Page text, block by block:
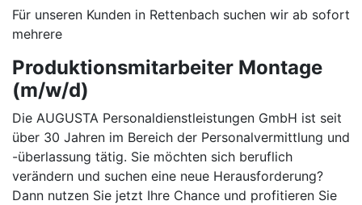
Für unseren Kunden in Rettenbach suchen wir ab sofort
mehrere
Produktionsmitarbeiter Montage
(m/w/d)
Die AUGUSTA Personaldienstleistungen GmbH ist seit
über 30 Jahren im Bereich der Personalvermittlung und
-überlassung tätig. Sie möchten sich beruflich
verändern und suchen eine neue Herausforderung?
Dann nutzen Sie jetzt Ihre Chance und profitieren Sie